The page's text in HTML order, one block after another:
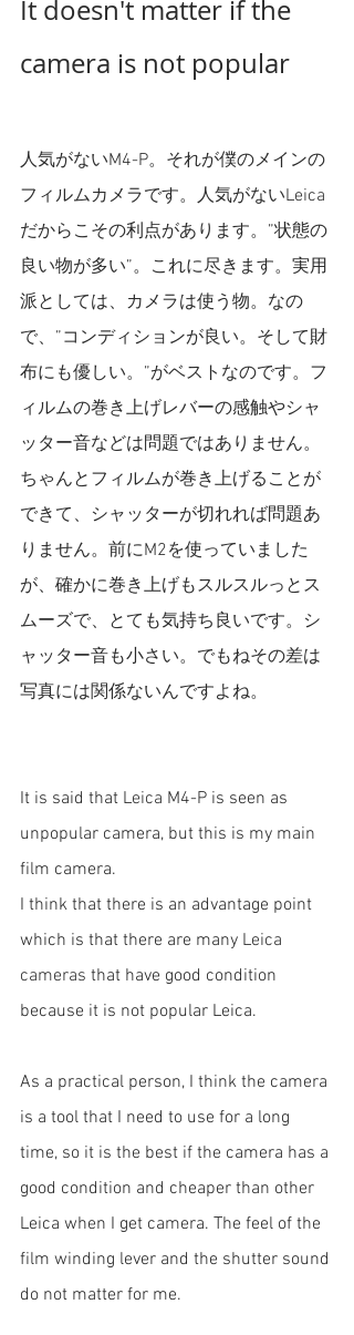
It doesn't matter if the
camera is not popular
人気がないM4-P。それが僕のメインの
フィルムカメラです。人気がないLeica
だからこその利点があります。”状態の
良い物が多い”。これに尽きます。実用
派としては、カメラは使う物。なの
で、”コンディションが良い。そして財
布にも優しい。”がベストなのです。フ
ィルムの巻き上げレバーの感触やシャ
ッター音などは問題ではありません。
ちゃんとフィルムが巻き上げることが
できて、シャッターが切れれば問題あ
りません。前にM2を使っていました
が、確かに巻き上げもスルスルっとス
ムーズで、とても気持ち良いです。シ
ャッター音も小さい。でもねその差は
写真には関係ないんですよね。
It is said that Leica M4-P is seen as
unpopular camera, but this is my main
film camera.
I think that there is an advantage point
which is that there are many Leica
cameras that have good condition
because it is not popular Leica.
As a practical person, I think the camera
is a tool that I need to use for a long
time, so it is the best if the camera has a
good condition and cheaper than other
Leica when I get camera. The feel of the
film winding lever and the shutter sound
do not matter for me.